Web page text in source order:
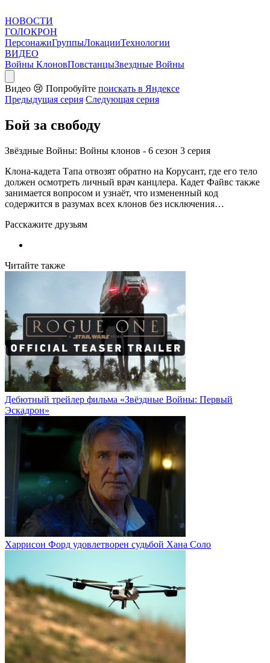
НОВОСТИ
ГОЛОКРОН
ПерсонажиГруппыЛокацииТехнологии
ВИДЕО
Войны КлоновПовстанцыЗвездные Войны
Видео 😢 Попробуйте поискать в Яндексе
Предыдущая серия Следующая серия
Бой за свободу
Звёздные Войны: Войны клонов - 6 сезон 3 серия
Клона-кадета Тапа отвозят обратно на Корусант, где его тело
должен осмотреть личный врач канцлера. Кадет Файвс также
занимается вопросом и узнаёт, что измененный код
содержится в разумах всех клонов без исключения…
Расскажите друзьям
Читайте также
Дебютный трейлер фильма «Звёздные Войны: Первый
Эскадрон»
Харрисон Форд удовлетворен судьбой Хана Соло